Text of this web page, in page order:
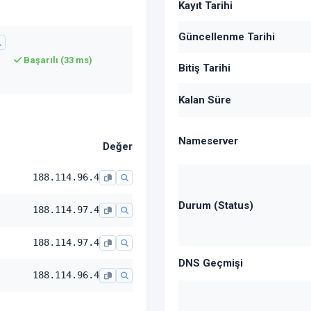
Başarılı (33 ms)
Değer
188.114.96.4
188.114.97.4
188.114.97.4
188.114.96.4
Kayıt Tarihi
Güncellenme Tarihi
Bitiş Tarihi
Kalan Süre
Nameserver
Durum (Status)
DNS Geçmişi